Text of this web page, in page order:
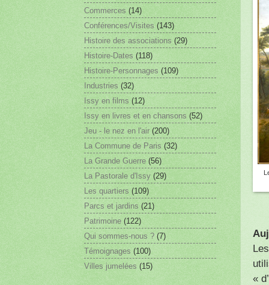
«
Commerces (14)
Conférences/Visites (143)
Histoire des associations (29)
Histoire-Dates (118)
Histoire-Personnages (109)
Industries (32)
Issy en films (12)
Issy en livres et en chansons (52)
Jeu - le nez en l'air (200)
La Commune de Paris (32)
La Grande Guerre (56)
La Pastorale d'Issy (29)
Les quartiers (109)
Parcs et jardins (21)
Patrimoine (122)
Qui sommes-nous ? (7)
Témoignages (100)
Villes jumelées (15)